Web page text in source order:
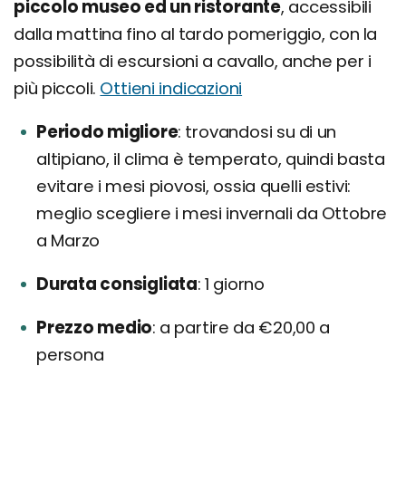
piccolo museo ed un ristorante, accessibili
dalla mattina fino al tardo pomeriggio, con la
possibilità di escursioni a cavallo, anche per i
più piccoli. Ottieni indicazioni
Periodo migliore trovandosi su di un
altipiano, il clima è temperato, quindi basta
evitare i mesi piovosi, ossia quelli estivi:
meglio scegliere i mesi invernali da Ottobre
a Marzo
Durata consigliata 1 giorno
Prezzo medio a partire da €20,00 a
persona